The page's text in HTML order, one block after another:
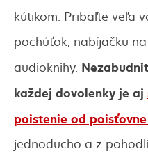
kútikom. Pribaľte veľa
pochúťok, nabíjačku
audioknihy.
každej dovolenky je aj
poistenie od
jednoducho a z